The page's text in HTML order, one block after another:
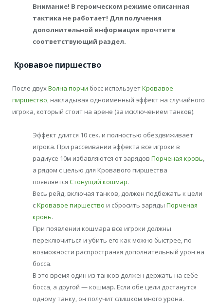
Внимание! В героическом режиме описанная
тактика не работает! Для получения
дополнительной информации прочтите
соответствующий раздел.
Кровавое пиршество
После двухВолна порчи босс используетКровавое
пиршество, накладывая одноименный эффект на случайного
игрока, который стоит на арене (за исключением танков).
Эффект длится 10 сек. и полностью обездвиживает
игрока. При рассеивании эффекта все игроки в
радиусе 10м избавляются от зарядов Порченая кровь,
а рядом с целью для Кровавого пиршества
появляется Стонущий кошмар.
Весь рейд, включая танков, должен подбежать к цели
сКровавое пиршество и сбросить заряды Порченая
кровь.
При появлении кошмара все игроки должны
переключиться и убить его как можно быстрее, по
возможности распространяя дополнительный урон на
босса.
В это время один из танков должен держать на себе
босса, а другой — кошмар. Если обе цели достанутся
одному танку, он получит слишком много урона.